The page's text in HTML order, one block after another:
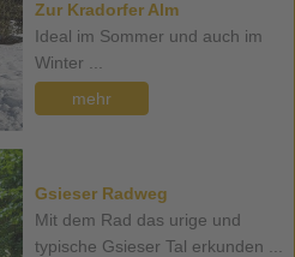
Zur Kradorfer Alm
Ideal im Sommer und auch im
Winter ...
mehr
Gsieser Radweg
Mit dem Rad das urige und
typische Gsieser Tal erkunden ...